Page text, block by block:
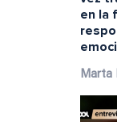
en la
Marta